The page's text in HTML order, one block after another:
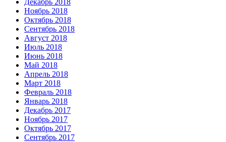
Декабрь 2018
Ноябрь 2018
Октябрь 2018
Сентябрь 2018
Август 2018
Июль 2018
Июнь 2018
Май 2018
Апрель 2018
Март 2018
Февраль 2018
Январь 2018
Декабрь 2017
Ноябрь 2017
Октябрь 2017
Сентябрь 2017